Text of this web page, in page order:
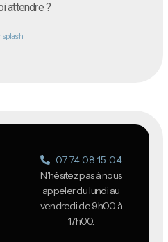
attendre ?
07 74 08 15 04
N'hésitez pas à nous
appeler du lundi au
vendredi de 9h00 à
17h00.